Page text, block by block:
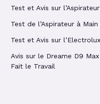
Test et Avis sur
Test de l’Aspirateur à
Test et Avis sur
Avis sur le Dreame D9
Fait le Travail